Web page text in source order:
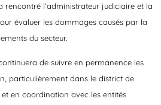
rencontré l’administrateur judiciaire et la
évaluer les dommages causés par la
du secteur.
de suivre en permanence les
particulièrement dans le district de
et en coordination avec les entités